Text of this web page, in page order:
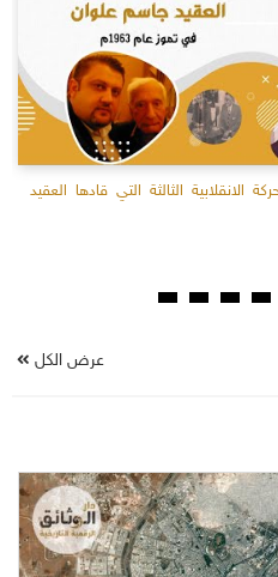
الثالثة التي قادها العقيد
عرض الكل